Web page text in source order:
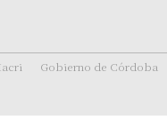
Gobierno de Córdoba